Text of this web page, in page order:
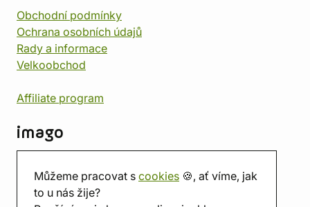
Můžeme pracovat s cookies 🍪, ať víme, jak
to u nás žije?
Obchodní podmínky
Ochrana osobních údajů
Rady a informace
Velkoobchod
Affiliate program
imago
Prodejna
Herna